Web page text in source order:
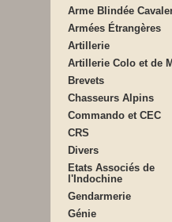
Arme Blindée
Armées Étrangères
Artillerie
Artillerie Colo et de
Brevets
Chasseurs Alpins
Commando et CEC
CRS
Divers
Etats Associés de
l'Indochine
Gendarmerie
Génie